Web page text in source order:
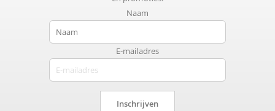
Naam
E-mailadres
Inschrijven